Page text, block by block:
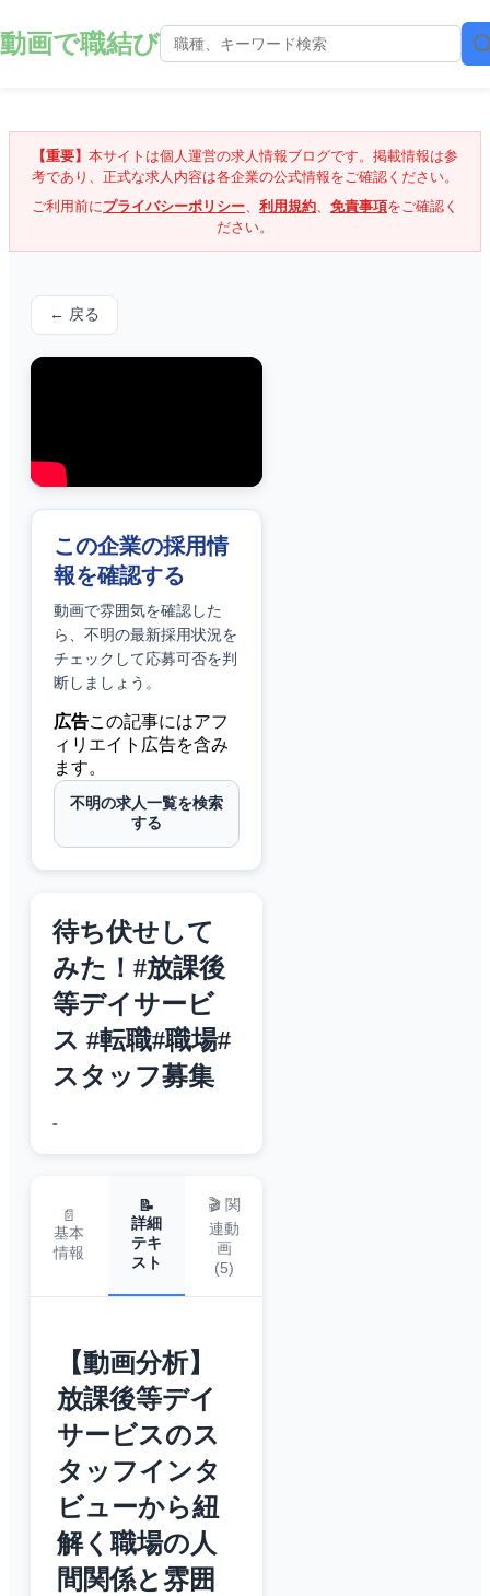
動画で職結び
【重要】 本サイトは個人運営の求人情報ブログです。掲載情報は参
考であり、正式な求人内容は各企業の公式情報をご確認ください。
ご利用前にプライバシーポリシー、 利用規約、 免責事項をご確認く
ださい。
← 戻る
この企業の採用情
報を確認する
動画で雰囲気を確認した
ら、 不明の最新採用状況を
チェックして応募可否を判
断しましょう。
広告この記事にはアフ
ィリエイト広告を含み
ます。
不明の求人一覧を検索
する
待ち伏せして
みた！#放課後
等デイサービ
ス #転職#職場#
スタッフ募集
-
📄
基本
情報
📝
詳細
テキ
スト
🎬 関
連動
画
(5)
【動画分析】
放課後等デイ
サービスのス
タッフインタ
ビューから紐
解く職場の人
間関係と雰囲